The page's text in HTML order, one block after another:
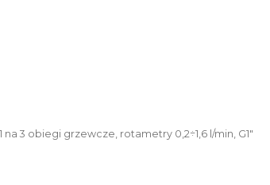
na 3 obiegi grzewcze, rotametry 0,2÷1,6 l/min, G1"